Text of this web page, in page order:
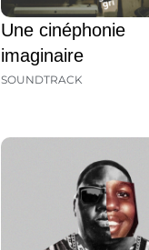
Une cinéphonie
imaginaire
SOUNDTRACK